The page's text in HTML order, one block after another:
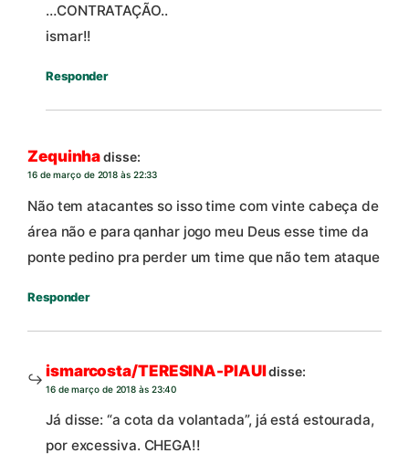
…CONTRATAÇÃO..
ismar!!
Responder
Zequinhadisse:
16 de março de 2018 às 22:33
Não tem atacantes so isso time com vinte cabeça de
área não e para qanhar jogo meu Deus esse time da
ponte pedino pra perder um time que não tem ataque
Responder
ismarcosta/TERESINA-PIAUIdisse:
16 de março de 2018 às 23:40
Já disse: “a cota da volantada”, já está estourada,
por excessiva. CHEGA!!